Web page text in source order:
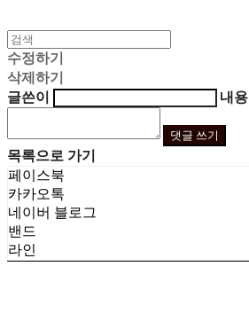
수정하기
삭제하기
글쓴이
내용
댓글 쓰기
목록으로 가기
페이스북
카카오톡
네이버 블로그
밴드
라인